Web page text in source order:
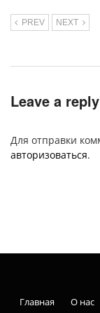
PREV NEXT
Leave a reply
Для отправки
авторизоваться.
Главная О нас